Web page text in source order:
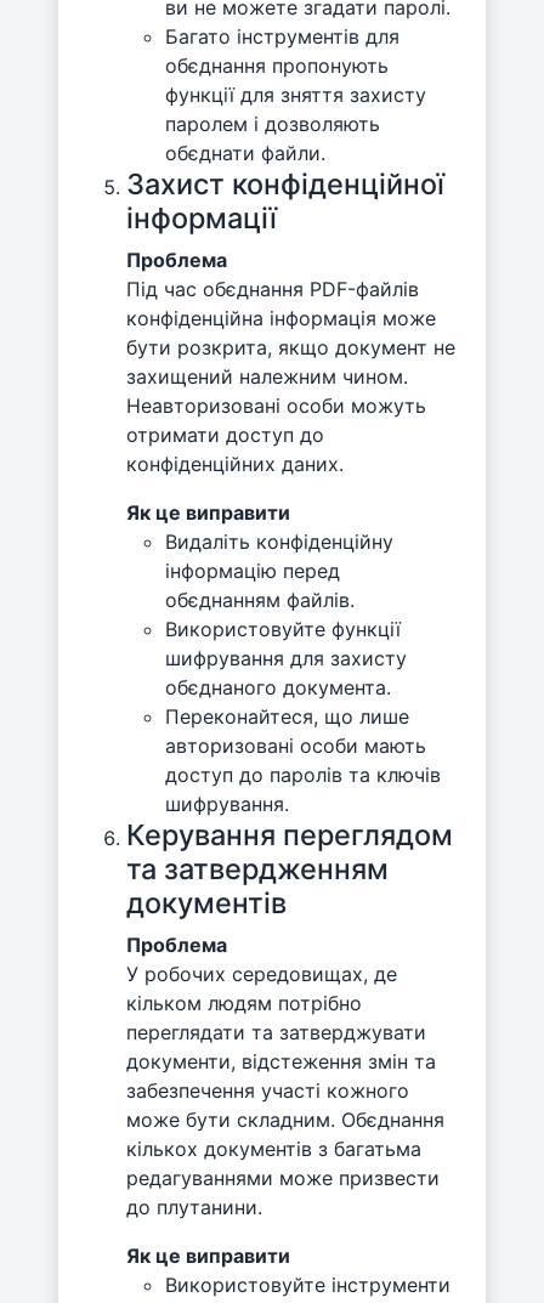
ви не можете згадати паролі.
Багато інструментів для
обєднання пропонують
функції для зняття захисту
паролем і дозволяють
обєднати файли.
Захист конфіденційної
інформації
Проблема
Під час обєднання PDF-файлів
конфіденційна інформація може
бути розкрита, якщо документ не
захищений належним чином.
Неавторизовані особи можуть
отримати доступ до
конфіденційних даних.
Як це виправити
Видаліть конфіденційну
інформацію перед
обєднанням файлів.
Використовуйте функції
шифрування для захисту
обєднаного документа.
Переконайтеся, що лише
авторизовані особи мають
доступ до паролів та ключів
шифрування.
Керування переглядом
та затвердженням
документів
Проблема
У робочих середовищах, де
кільком людям потрібно
переглядати та затверджувати
документи, відстеження змін та
забезпечення участі кожного
може бути складним. Обєднання
кількох документів з багатьма
редагуваннями може призвести
до плутанини.
Як це виправити
Використовуйте інструменти